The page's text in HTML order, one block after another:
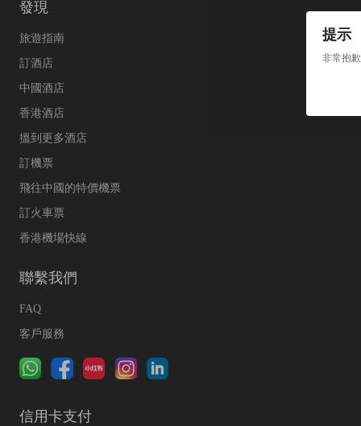
提示
非常抱
發現
旅遊指南
訂酒店
中國酒店
香港酒店
搵到更多酒店
訂機票
飛往中國的特價機票
訂火車票
香港機場快線
聯繫我們
FAQ
客戶服務
信用卡支付